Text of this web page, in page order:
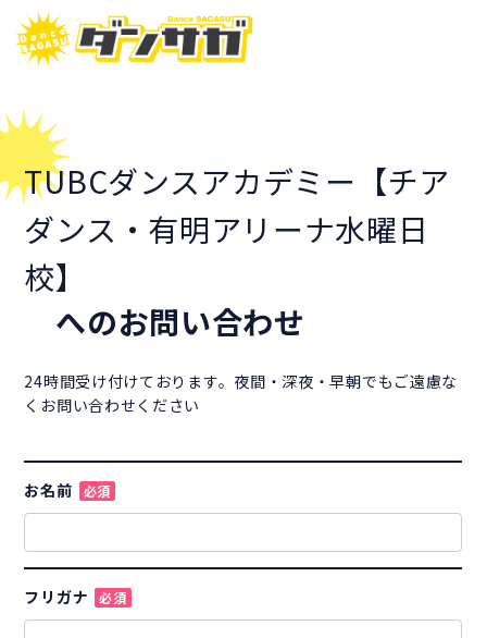
TUBCダンスアカデミー【チア
ダンス・有明アリーナ水曜日
校】
へのお問い合わせ
24時間受け付けております。夜間・深夜・早朝でもご遠慮な
くお問い合わせください
お名前 必須
フリガナ 必須